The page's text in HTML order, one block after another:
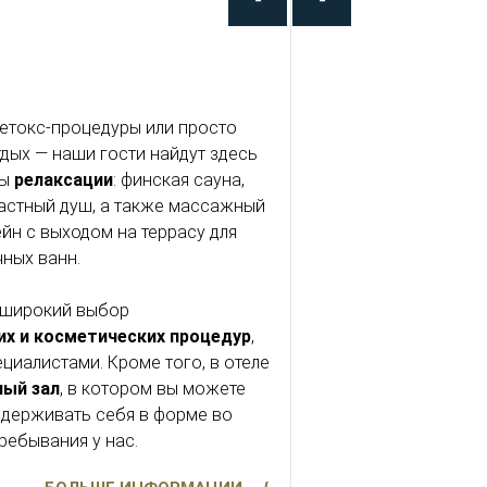
процедуры или просто
— наши гости найдут здесь
релаксации: финская сауна,
душ, а также массажный
с выходом на террасу для
ванн.
выбор
и косметических процедур,
Кроме того, в отеле
зал, в котором вы можете
себя в форме во
у нас.